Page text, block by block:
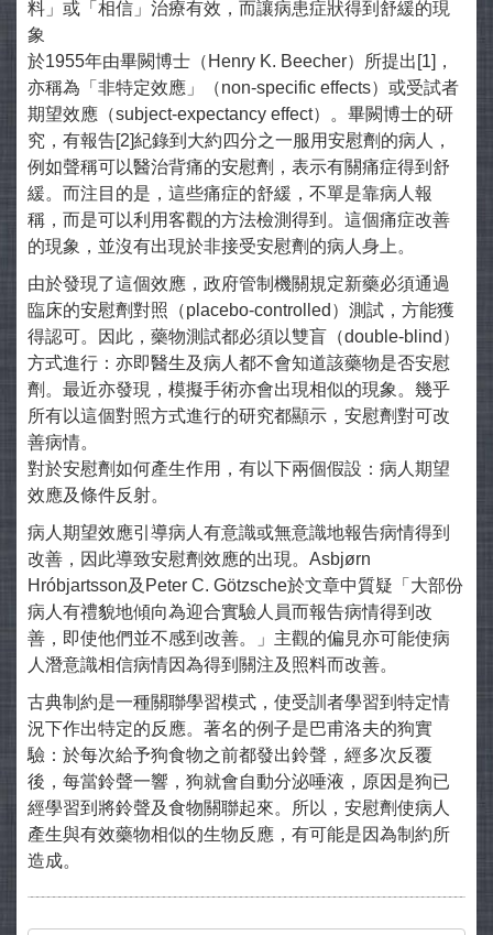
料」或「相信」治療有效，而讓病患症狀得到舒緩的現
象
於1955年由畢闕博士（Henry K. Beecher）所提出[1]，
亦稱為「非特定效應」（non-specific effects）或受試者
期望效應（subject-expectancy effect）。畢闕博士的研
究，有報告[2]紀錄到大約四分之一服用安慰劑的病人，
例如聲稱可以醫治背痛的安慰劑，表示有關痛症得到舒
緩。而注目的是，這些痛症的舒緩，不單是靠病人報
稱，而是可以利用客觀的方法檢測得到。這個痛症改善
的現象，並沒有出現於非接受安慰劑的病人身上。
由於發現了這個效應，政府管制機關規定新藥必須通過
臨床的安慰劑對照（placebo-controlled）測試，方能獲
得認可。因此，藥物測試都必須以雙盲（double-blind）
方式進行：亦即醫生及病人都不會知道該藥物是否安慰
劑。最近亦發現，模擬手術亦會出現相似的現象。幾乎
所有以這個對照方式進行的研究都顯示，安慰劑對可改
善病情。
對於安慰劑如何產生作用，有以下兩個假設：病人期望
效應及條件反射。
病人期望效應引導病人有意識或無意識地報告病情得到
改善，因此導致安慰劑效應的出現。Asbjørn
Hróbjartsson及Peter C. Götzsche於文章中質疑「大部份
病人有禮貌地傾向為迎合實驗人員而報告病情得到改
善，即使他們並不感到改善。」主觀的偏見亦可能使病
人潛意識相信病情因為得到關注及照料而改善。
古典制約是一種關聯學習模式，使受訓者學習到特定情
況下作出特定的反應。著名的例子是巴甫洛夫的狗實
驗：於每次給予狗食物之前都發出鈴聲，經多次反覆
後，每當鈴聲一響，狗就會自動分泌唾液，原因是狗已
經學習到將鈴聲及食物關聯起來。所以，安慰劑使病人
產生與有效藥物相似的生物反應，有可能是因為制約所
造成。